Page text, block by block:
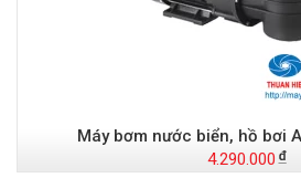
Máy bơm nước biển, hồ bơi
4.290.000